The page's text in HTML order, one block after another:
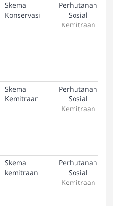
Skema
Konservasi
Perhutanan
Sosial
Kemitraan
Skema
Kemitraan
Perhutanan
Sosial
Kemitraan
Skema
kemitraan
Perhutanan
Sosial
Kemitraan